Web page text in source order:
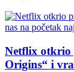
Netflix otkrio
Origins“ i